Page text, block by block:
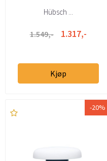
Hübsch ...
1.549,- 1.317,-
Kjøp
-20%